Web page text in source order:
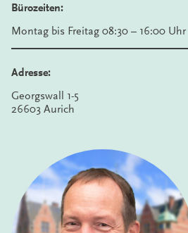
Bürozeiten:
Montag bis Freitag 08:30 – 16:00 Uhr
Adresse:
Georgswall 1-5
26603 Aurich